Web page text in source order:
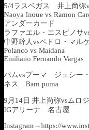
5/4ラスベガス 井上尚弥
Naoya Inoue vs Ramon
アンダーカード
ラファエル・エスピノサ
中野幹人vsペドロ・マル
Polanco vs Maidana
Emiliano Fernando Vargas
バムvsプーマ ジェシー
ネス Bam puma
9月14日 井上尚弥vsムロ
IGアリーナ 名古屋
Instagram→https://